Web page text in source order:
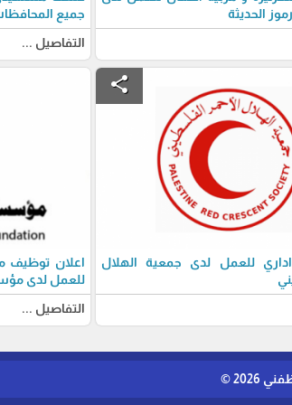
الحديثة
جميع
التفاصيل ...
share
للعمل لدى جمعية الهلال
اعلان توظيف
للعمل لدى
التفاصيل ...
©